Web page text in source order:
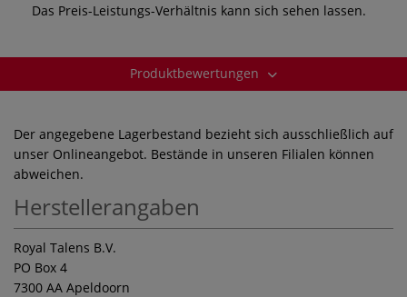
Das Preis-Leistungs-Verhältnis kann sich sehen lassen.
Produktbewertungen
Der angegebene Lagerbestand bezieht sich ausschließlich auf
unser Onlineangebot. Bestände in unseren Filialen können
abweichen.
Herstellerangaben
Royal Talens B.V.
PO Box 4
7300 AA Apeldoorn